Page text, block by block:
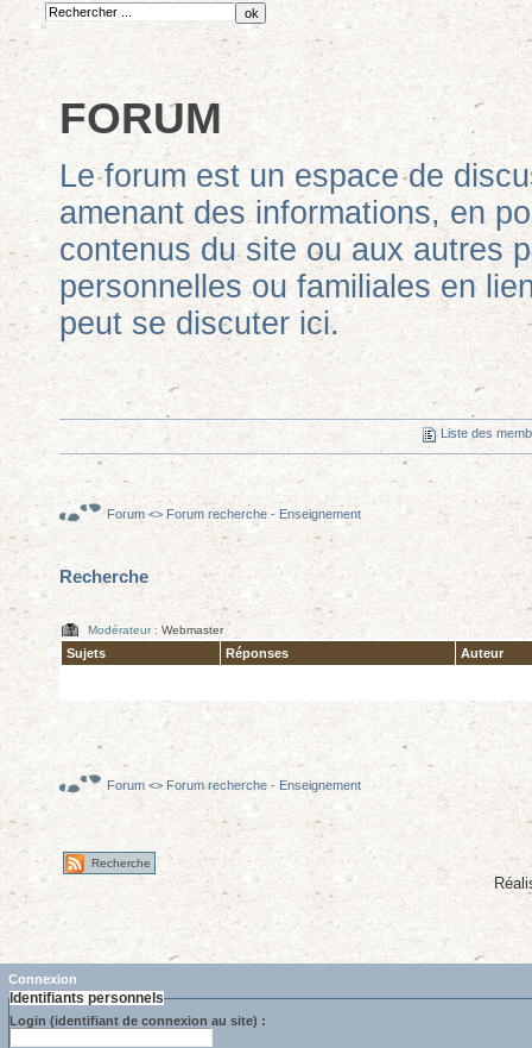
FORUM
Le forum est un espace de
amenant des informations, en
contenus du site ou aux autres
personnelles ou familiales en
peut se discuter ici.
Liste des
Forum <> Forum recherche - Enseignement
Recherche
Modérateur : Webmaster
Sujets Réponses Auteur
Forum <> Forum recherche - Enseignement
Recherche
Connexion
Identifiants personnels
Login (identifiant de connexion au site) :